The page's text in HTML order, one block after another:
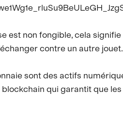
est non fongible, cela
l'échanger contre un autre
sont des actifs
qui garantit que